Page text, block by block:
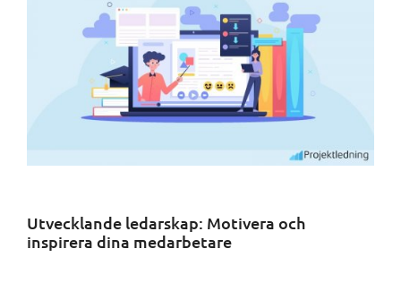
Utvecklande ledarskap: Motivera och
inspirera dina medarbetare